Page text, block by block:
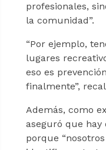
profesionales,
la comunidad”.
“Por ejemplo,
lugares
eso es
finalmente”,
Además, como
aseguró que
porque